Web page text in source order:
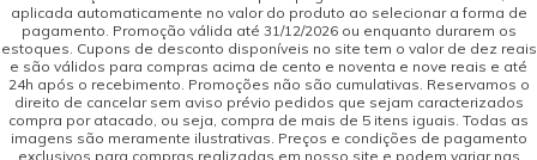
aplicada automaticamente no valor do produto ao selecionar a forma de
pagamento. Promoção válida até 31/12/2026 ou enquanto durarem os
estoques. Cupons de desconto disponíveis no site tem o valor de dez reais
e são válidos para compras acima de cento e noventa e nove reais e até
24h após o recebimento. Promoções não são cumulativas. Reservamos o
direito de cancelar sem aviso prévio pedidos que sejam caracterizados
compra por atacado, ou seja, compra de mais de 5 itens iguais. Todas as
imagens são meramente ilustrativas. Preços e condições de pagamento
exclusivos para compras realizadas em nosso site e podem variar nas